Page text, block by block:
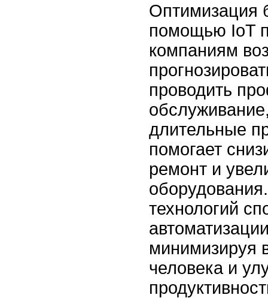
Оптимизация
помощью IoT
компаниям
проводить
длительные
помогает
ремонт и
технологий
минимизируя
человека и